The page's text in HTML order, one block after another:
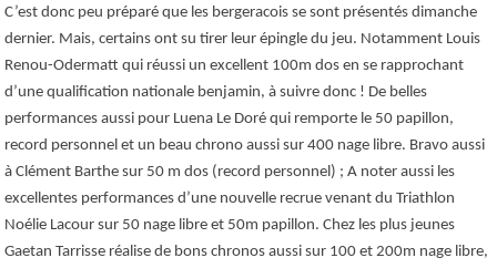
C’est donc peu préparé que les bergeracois se sont présentés dimanche
dernier. Mais, certains ont su tirer leur épingle du jeu. Notamment Louis
Renou-Odermatt qui réussi un excellent 100m dos en se rapprochant
d’une qualification nationale benjamin, à suivre donc ! De belles
performances aussi pour Luena Le Doré qui remporte le 50 papillon,
record personnel et un beau chrono aussi sur 400 nage libre. Bravo aussi
à Clément Barthe sur 50 m dos (record personnel) ; A noter aussi les
excellentes performances d’une nouvelle recrue venant du Triathlon
Noélie Lacour sur 50 nage libre et 50m papillon. Chez les plus jeunes
Gaetan Tarrisse réalise de bons chronos aussi sur 100 et 200m nage libre,